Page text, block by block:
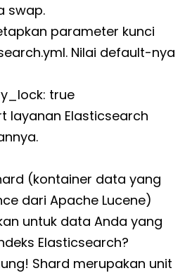
swap.
parameter kunci
Nilai default-nya
true
layanan Elasticsearch
(kontainer data yang
dari Apache Lucene)
untuk data Anda yang
Elasticsearch?
Shard merupakan unit